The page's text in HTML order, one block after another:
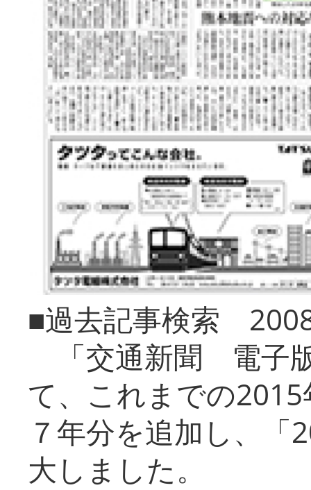
■過去記事検索
「交通新聞 電子
て、これまでの
７年分を追加し、「
大しまし